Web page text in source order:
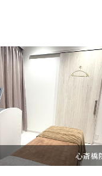
心斎橋院 施術